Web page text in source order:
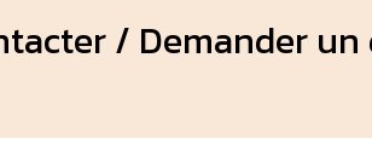
/ Demander un